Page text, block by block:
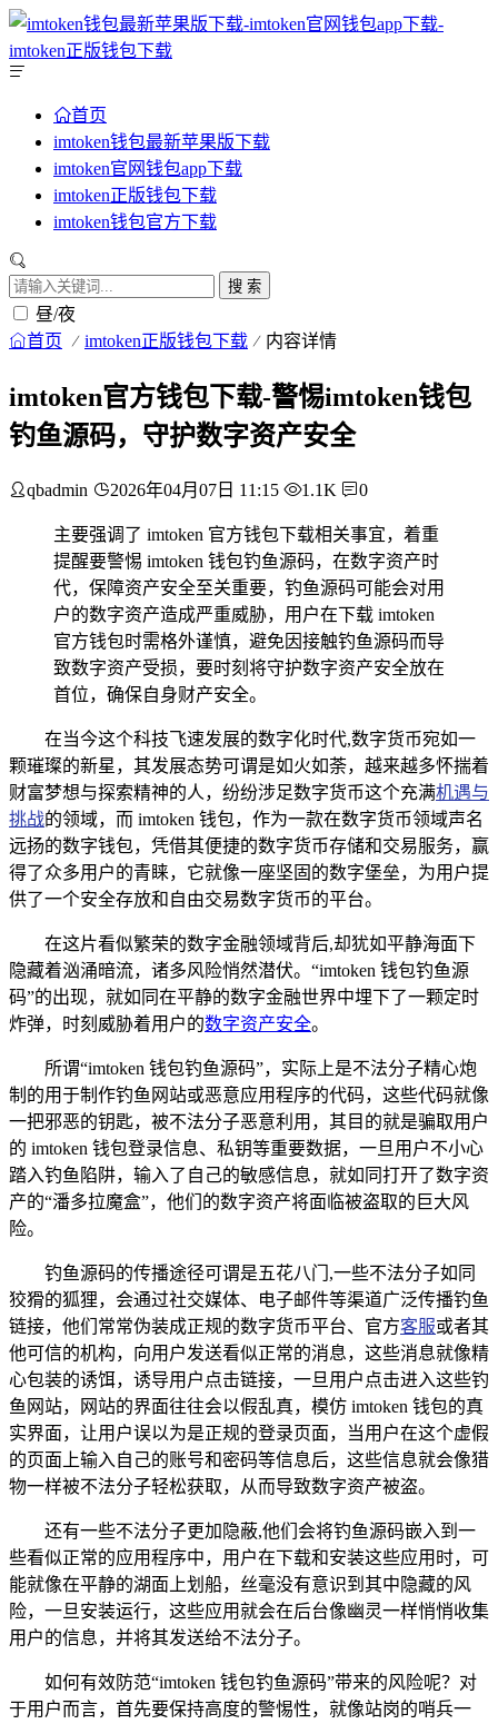
首页
imtoken钱包最新苹果版下载
imtoken官网钱包app下载
imtoken正版钱包下载
imtoken钱包官方下载
搜 索
昼/夜
首页 imtoken正版钱包下载 内容详情
imtoken官方钱包下载-警惕imtoken钱包
钓鱼源码，守护数字资产安全
qbadmin 2026年04月07日 11:15 1.1K 0
主要强调了 imtoken 官方钱包下载相关事宜，着重
提醒要警惕 imtoken 钱包钓鱼源码，在数字资产时
代，保障资产安全至关重要，钓鱼源码可能会对用
户的数字资产造成严重威胁，用户在下载 imtoken
官方钱包时需格外谨慎，避免因接触钓鱼源码而导
致数字资产受损，要时刻将守护数字资产安全放在
首位，确保自身财产安全。
在当今这个科技飞速发展的数字化时代,数字货币宛如一
颗璀璨的新星，其发展态势可谓是如火如荼，越来越多怀揣着
财富梦想与探索精神的人，纷纷涉足数字货币这个充满机遇与
挑战的领域，而 imtoken 钱包，作为一款在数字货币领域声名
远扬的数字钱包，凭借其便捷的数字货币存储和交易服务，赢
得了众多用户的青睐，它就像一座坚固的数字堡垒，为用户提
供了一个安全存放和自由交易数字货币的平台。
在这片看似繁荣的数字金融领域背后,却犹如平静海面下
隐藏着汹涌暗流，诸多风险悄然潜伏。“imtoken 钱包钓鱼源
码”的出现，就如同在平静的数字金融世界中埋下了一颗定时
炸弹，时刻威胁着用户的数字资产安全。
所谓“imtoken 钱包钓鱼源码”，实际上是不法分子精心炮
制的用于制作钓鱼网站或恶意应用程序的代码，这些代码就像
一把邪恶的钥匙，被不法分子恶意利用，其目的就是骗取用户
的 imtoken 钱包登录信息、私钥等重要数据，一旦用户不小心
踏入钓鱼陷阱，输入了自己的敏感信息，就如同打开了数字资
产的“潘多拉魔盒”，他们的数字资产将面临被盗取的巨大风
险。
钓鱼源码的传播途径可谓是五花八门,一些不法分子如同
狡猾的狐狸，会通过社交媒体、电子邮件等渠道广泛传播钓鱼
链接，他们常常伪装成正规的数字货币平台、官方客服或者其
他可信的机构，向用户发送看似正常的消息，这些消息就像精
心包装的诱饵，诱导用户点击链接，一旦用户点击进入这些钓
鱼网站，网站的界面往往会以假乱真，模仿 imtoken 钱包的真
实界面，让用户误以为是正规的登录页面，当用户在这个虚假
的页面上输入自己的账号和密码等信息后，这些信息就会像猎
物一样被不法分子轻松获取，从而导致数字资产被盗。
还有一些不法分子更加隐蔽,他们会将钓鱼源码嵌入到一
些看似正常的应用程序中，用户在下载和安装这些应用时，可
能就像在平静的湖面上划船，丝毫没有意识到其中隐藏的风
险，一旦安装运行，这些应用就会在后台像幽灵一样悄悄收集
用户的信息，并将其发送给不法分子。
如何有效防范“imtoken 钱包钓鱼源码”带来的风险呢？对
于用户而言，首先要保持高度的警惕性，就像站岗的哨兵一